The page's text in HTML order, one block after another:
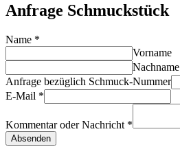
Anfrage Schmuckstück
Name *
Vorname
Nachname
Anfrage bezüglich Schmuck-Nummer
E-Mail *
Kommentar oder Nachricht *
Absenden